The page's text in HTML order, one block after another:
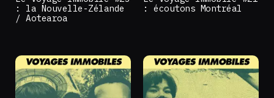
: la Nouvelle-Zélande
/ Aotearoa
: écoutons Montréal